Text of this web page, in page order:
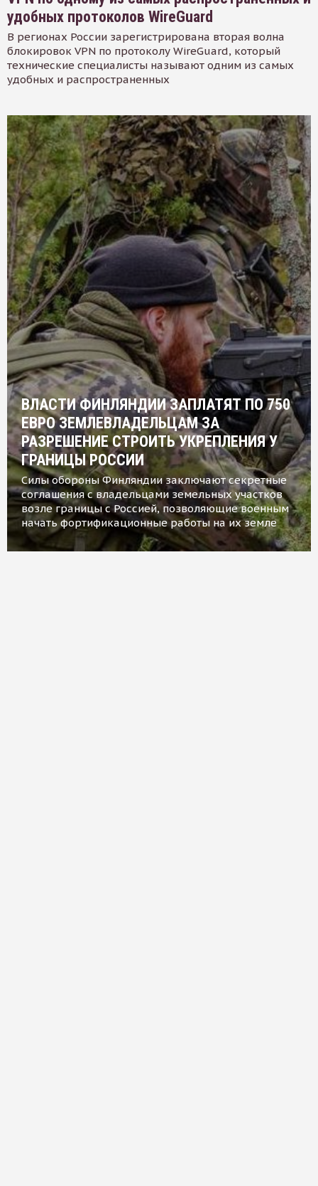
удобных протоколов WireGuard
В регионах России зарегистрирована вторая волна
блокировок VPN по протоколу WireGuard, который
технические специалисты называют одним из самых
удобных и распространенных
ВЛАСТИ ФИНЛЯНДИИ ЗАПЛАТЯТ ПО 750
ЕВРО ЗЕМЛЕВЛАДЕЛЬЦАМ ЗА
РАЗРЕШЕНИЕ СТРОИТЬ УКРЕПЛЕНИЯ У
ГРАНИЦЫ РОССИИ
Силы обороны Финляндии заключают секретные
соглашения с владельцами земельных участков
возле границы с Россией, позволяющие военным
начать фортификационные работы на их земле